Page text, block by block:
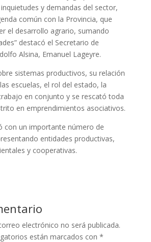
y demandas del sector,
común con la Provincia, que
el desarrollo agrario, sumando
destacó el Secretario de
Alsina, Emanuel Lageyre.
sistemas productivos, su relación
escuelas, el rol del estado, la
en conjunto y se rescató toda
en emprendimientos asociativos.
con un importante número de
entidades productivas,
y cooperativas.
electrónico no será publicada.
están marcados con *